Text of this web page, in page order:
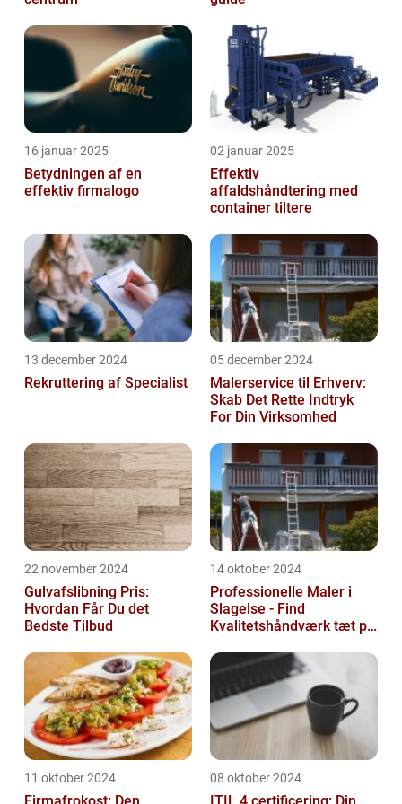
16 januar 2025
Betydningen af en
effektiv firmalogo
02 januar 2025
Effektiv
affaldshåndtering med
container tiltere
13 december 2024
Rekruttering af Specialist
05 december 2024
Malerservice til Erhverv:
Skab Det Rette Indtryk
For Din Virksomhed
22 november 2024
Gulvafslibning Pris:
Hvordan Får Du det
Bedste Tilbud
14 oktober 2024
Professionelle Maler i
Slagelse - Find
Kvalitetshåndværk tæt på
11 oktober 2024 08 oktober 2024